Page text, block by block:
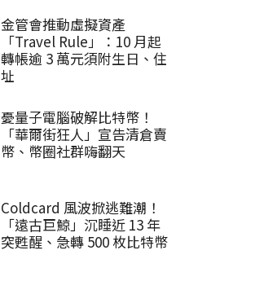
金管會推動虛擬資產
「Travel Rule」：10 月起
轉帳逾 3 萬元須附生日、住
址
憂量子電腦破解比特幣！
「華爾街狂人」宣告清倉賣
幣、幣圈社群嗨翻天
Coldcard 風波掀逃難潮！
「遠古巨鯨」沉睡近 13 年
突甦醒、急轉 500 枚比特幣